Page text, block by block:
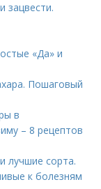
зацвести.
«Да» и
Пошаговый
в
– 8 рецептов
лучшие сорта.
к болезням